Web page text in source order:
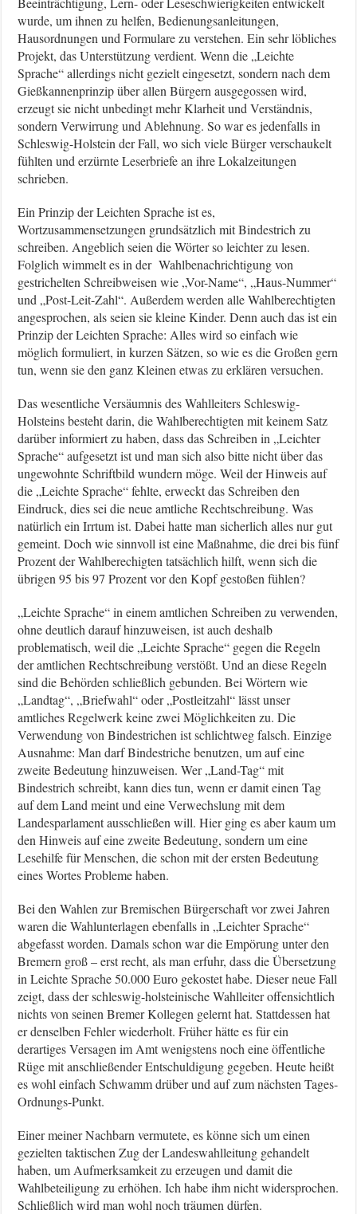
wurde, um ihnen zu helfen, Bedienungsanleitungen,
Hausordnungen und Formulare zu verstehen. Ein sehr löbliches
Projekt, das Unterstützung verdient. Wenn die „Leichte
Sprache“ allerdings nicht gezielt eingesetzt, sondern nach dem
Gießkannenprinzip über allen Bürgern ausgegossen wird,
erzeugt sie nicht unbedingt mehr Klarheit und Verständnis,
sondern Verwirrung und Ablehnung. So war es jedenfalls in
Schleswig-Holstein der Fall, wo sich viele Bürger verschaukelt
fühlten und erzürnte Leserbriefe an ihre Lokalzeitungen
schrieben.
Ein Prinzip der Leichten Sprache ist es,
Wortzusammensetzungen grundsätzlich mit Bindestrich zu
schreiben. Angeblich seien die Wörter so leichter zu lesen.
Folglich wimmelt es in der Wahlbenachrichtigung von
gestrichelten Schreibweisen wie „Vor-Name“, „Haus-Nummer“
und „Post-Leit-Zahl“. Außerdem werden alle Wahlberechtigten
angesprochen, als seien sie kleine Kinder. Denn auch das ist ein
Prinzip der Leichten Sprache: Alles wird so einfach wie
möglich formuliert, in kurzen Sätzen, so wie es die Großen gern
tun, wenn sie den ganz Kleinen etwas zu erklären versuchen.
Das wesentliche Versäumnis des Wahlleiters Schleswig-
Holsteins besteht darin, die Wahlberechtigten mit keinem Satz
darüber informiert zu haben, dass das Schreiben in „Leichter
Sprache“ aufgesetzt ist und man sich also bitte nicht über das
ungewohnte Schriftbild wundern möge. Weil der Hinweis auf
die „Leichte Sprache“ fehlte, erweckt das Schreiben den
Eindruck, dies sei die neue amtliche Rechtschreibung. Was
natürlich ein Irrtum ist. Dabei hatte man sicherlich alles nur gut
gemeint. Doch wie sinnvoll ist eine Maßnahme, die drei bis fünf
Prozent der Wahlberechigten tatsächlich hilft, wenn sich die
übrigen 95 bis 97 Prozent vor den Kopf gestoßen fühlen?
„Leichte Sprache“ in einem amtlichen Schreiben zu verwenden,
ohne deutlich darauf hinzuweisen, ist auch deshalb
problematisch, weil die „Leichte Sprache“ gegen die Regeln
der amtlichen Rechtschreibung verstößt. Und an diese Regeln
sind die Behörden schließlich gebunden. Bei Wörtern wie
„Landtag“, „Briefwahl“ oder „Postleitzahl“ lässt unser
amtliches Regelwerk keine zwei Möglichkeiten zu. Die
Verwendung von Bindestrichen ist schlichtweg falsch. Einzige
Ausnahme: Man darf Bindestriche benutzen, um auf eine
zweite Bedeutung hinzuweisen. Wer „Land-Tag“ mit
Bindestrich schreibt, kann dies tun, wenn er damit einen Tag
auf dem Land meint und eine Verwechslung mit dem
Landesparlament ausschließen will. Hier ging es aber kaum um
den Hinweis auf eine zweite Bedeutung, sondern um eine
Lesehilfe für Menschen, die schon mit der ersten Bedeutung
eines Wortes Probleme haben.
Bei den Wahlen zur Bremischen Bürgerschaft vor zwei Jahren
waren die Wahlunterlagen ebenfalls in „Leichter Sprache“
abgefasst worden. Damals schon war die Empörung unter den
Bremern groß – erst recht, als man erfuhr, dass die Übersetzung
in Leichte Sprache 50.000 Euro gekostet habe. Dieser neue Fall
zeigt, dass der schleswig-holsteinische Wahlleiter offensichtlich
nichts von seinen Bremer Kollegen gelernt hat. Stattdessen hat
er denselben Fehler wiederholt. Früher hätte es für ein
derartiges Versagen im Amt wenigstens noch eine öffentliche
Rüge mit anschließender Entschuldigung gegeben. Heute heißt
es wohl einfach Schwamm drüber und auf zum nächsten Tages-
Ordnungs-Punkt.
Einer meiner Nachbarn vermutete, es könne sich um einen
gezielten taktischen Zug der Landeswahlleitung gehandelt
haben, um Aufmerksamkeit zu erzeugen und damit die
Wahlbeteiligung zu erhöhen. Ich habe ihm nicht widersprochen.
Schließlich wird man wohl noch träumen dürfen.